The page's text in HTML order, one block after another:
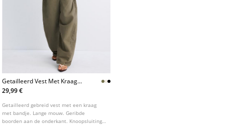
Getailleerd Vest Met Kraag
Met Bandje
29,99 €
Getailleerd gebreid vest met een kraag
met bandje. Lange mouw. Geribde
boorden aan de onderkant. Knoopsluiting